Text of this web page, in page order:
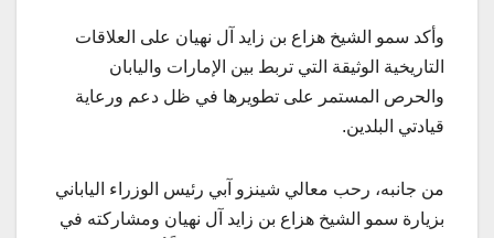
وأكد سمو الشيخ هزاع بن زايد آل نهيان على العلاقات
التاريخية الوثيقة التي تربط بين الإمارات واليابان
والحرص المستمر على تطويرها في ظل دعم ورعاية
قيادتي البلدين.
من جانبه، رحب معالي شينزو آبي رئيس الوزراء الياباني
بزيارة سمو الشيخ هزاع بن زايد آل نهيان ومشاركته في